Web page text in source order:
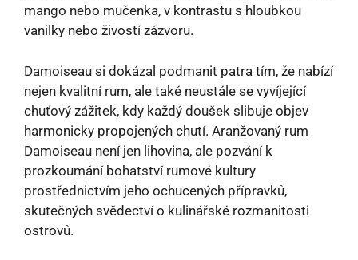
mango nebo mučenka, v kontrastu s hloubkou
vanilky nebo živostí zázvoru.
Damoiseau si dokázal podmanit patra tím, že nabízí
nejen kvalitní rum, ale také neustále se vyvíjející
chuťový zážitek, kdy každý doušek slibuje objev
harmonicky propojených chutí. Aranžovaný rum
Damoiseau není jen lihovina, ale pozvání k
prozkoumání bohatství rumové kultury
prostřednictvím jeho ochucených přípravků,
skutečných svědectví o kulinářské rozmanitosti
ostrovů.